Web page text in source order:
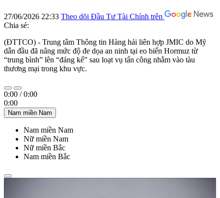
27/06/2026 22:33 Theo dõi Đầu Tư Tài Chính trên
Chia sẻ:
(ĐTTCO) - Trung tâm Thông tin Hàng hải liên hợp JMIC do Mỹ
dẫn đầu đã nâng mức độ đe dọa an ninh tại eo biển Hormuz từ
“trung bình” lên “đáng kể” sau loạt vụ tấn công nhằm vào tàu
thương mại trong khu vực.
0:00 /0:00
0:00
Nam miền Nam
Nam miền Nam
Nữ miền Nam
Nữ miền Bắc
Nam miền Bắc